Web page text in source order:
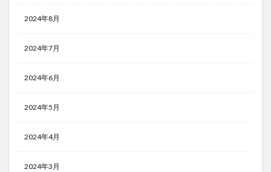
2024年8月
2024年7月
2024年6月
2024年5月
2024年4月
2024年3月